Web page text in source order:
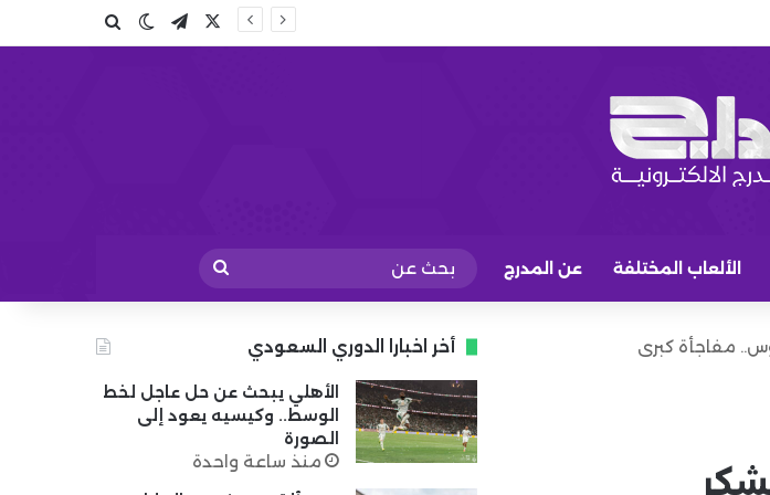
وكيسيه يعود إلى الصورة تيلقرامالوضع المظلم
بحث عن
الألعاب المختلفة عن المدرج
بحث
عن
مفاجأة كبرى أخر اخبارا الدوري السعودي
الأهلي يبحث عن حل عاجل لخط
الوسط.. وكيسيه يعود إلى
الصورة
منذ ساعة واحدة